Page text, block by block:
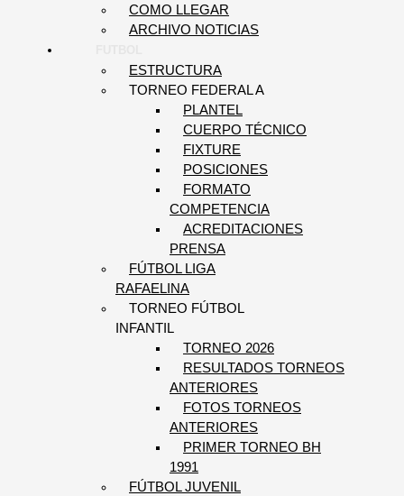
COMO LLEGAR
ARCHIVO NOTICIAS
ESTRUCTURA
TORNEO FEDERAL A
PLANTEL
CUERPO TÉCNICO
FIXTURE
POSICIONES
FORMATO
COMPETENCIA
ACREDITACIONES
PRENSA
FÚTBOL LIGA
RAFAELINA
TORNEO FÚTBOL
INFANTIL
TORNEO 2026
RESULTADOS TORNEOS
ANTERIORES
FOTOS TORNEOS
ANTERIORES
PRIMER TORNEO BH
1991
FÚTBOL JUVENIL